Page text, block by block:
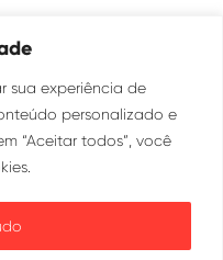
sua experiência de
personalizado e
“Aceitar todos”, você